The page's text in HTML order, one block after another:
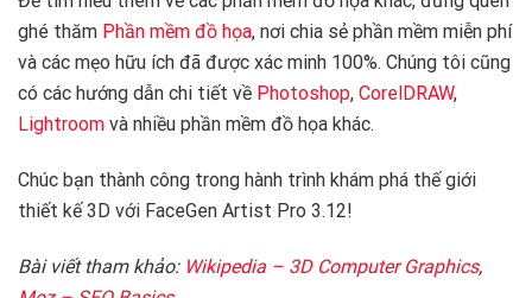
ghé thăm Phần mềm đồ họa, nơi chia sẻ phần mềm miễn phí
và các mẹo hữu ích đã được xác minh 100%. Chúng tôi cũng
có các hướng dẫn chi tiết về Photoshop, CorelDRAW,
Lightroom và nhiều phần mềm đồ họa khác.
Chúc bạn thành công trong hành trình khám phá thế giới
thiết kế 3D với FaceGen Artist Pro 3.12!
Bài viết tham khảo: Wikipedia – 3D Computer Graphics,